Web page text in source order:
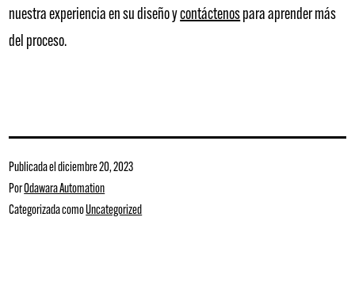
nuestra experiencia en su diseño ycontáctenos para aprender más
del proceso.
Publicada eldiciembre 20, 2023
PorOdawara Automation
Categorizada comoUncategorized